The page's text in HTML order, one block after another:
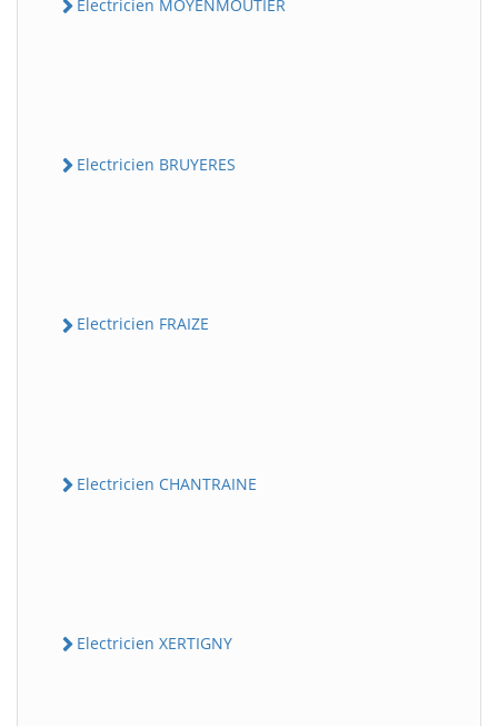
Electricien MOYENMOUTIER
Electricien BRUYERES
Electricien FRAIZE
Electricien CHANTRAINE
Electricien XERTIGNY